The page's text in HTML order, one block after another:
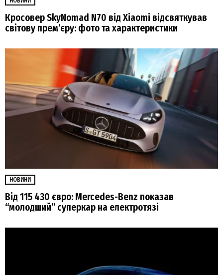
Кросовер SkyNomad N70 від Xiaomi відсвяткував
світову прем’єру: фото та характеристики
НОВИНИ
Від 115 430 євро: Mercedes-Benz показав
“молодший” суперкар на електротязі